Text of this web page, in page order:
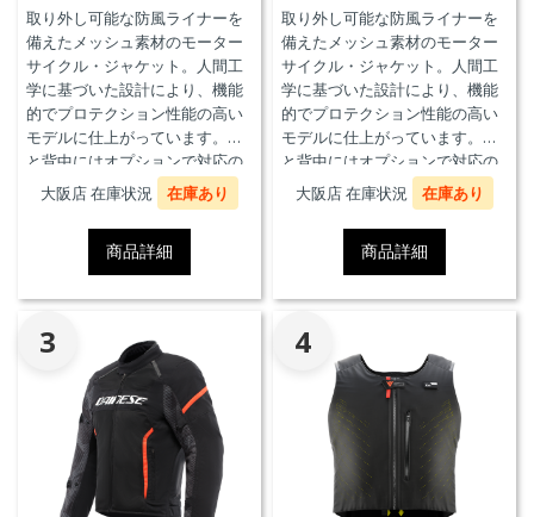
取り外し可能な防風ライナーを
備えたメッシュ素材のモーター
サイクル・ジャケット。人間工
学に基づいた設計により、機能
的でプロテクション性能の高い
モデルに仕上がっています。胸
と背中にはオプションで対応の
プロテクターを装着することが
できます。また、防水の内ポケ
ット、EN17092クラスA認証、パ
ンツと接続可能なファスナーを
備えています。
大阪店 在庫状況 在庫あり
商品詳細
取り外し可能な防風ライナーを
備えたメッシュ素材のモーター
サイクル・ジャケット。人間工
学に基づいた設計により、機能
的でプロテクション性能の高い
モデルに仕上がっています。胸
と背中にはオプションで対応の
プロテクターを装着することが
できます。また、防水の内ポケ
ット、EN17092クラスA認証、パ
ンツと接続可能なファスナーを
備えています。
大阪店 在庫状況 在庫あり
商品詳細
3 4